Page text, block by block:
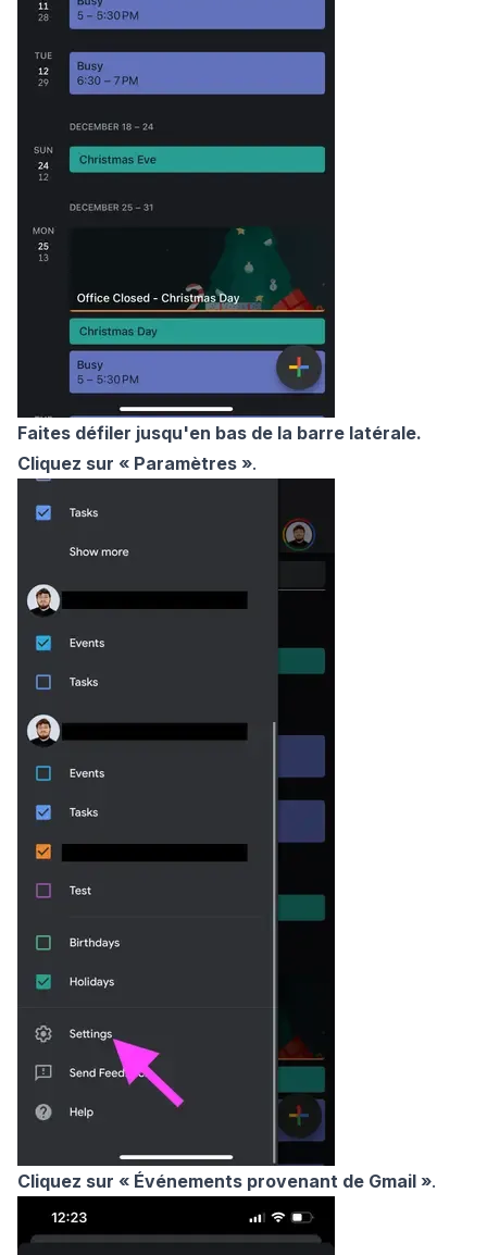
Faites défiler jusqu'en bas de la barre latérale.
Cliquez sur « Paramètres ».
Cliquez sur « Événements provenant de Gmail ».